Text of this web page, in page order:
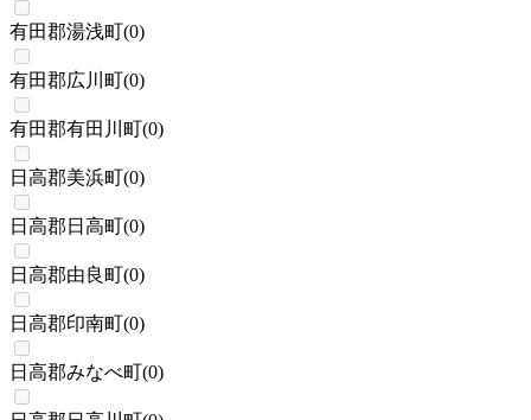
有田郡湯浅町(0)
有田郡広川町(0)
有田郡有田川町(0)
日高郡美浜町(0)
日高郡日高町(0)
日高郡由良町(0)
日高郡印南町(0)
日高郡みなべ町(0)